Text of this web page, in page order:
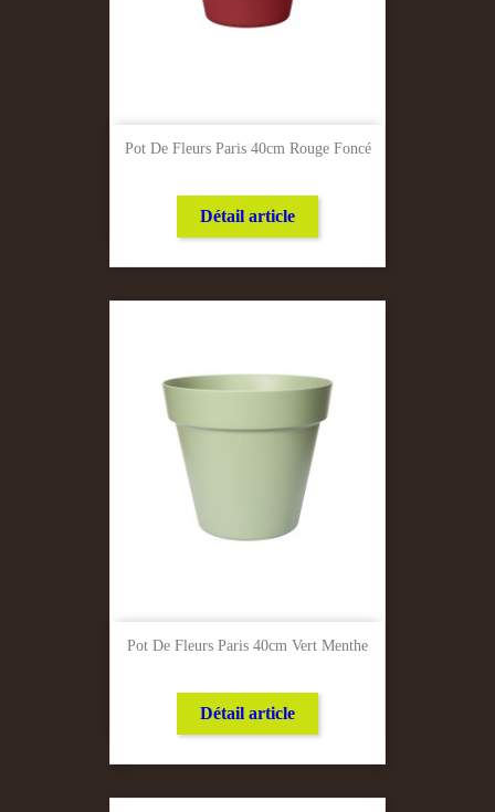
Pot De Fleurs Paris 40cm Rouge Foncé
Détail article
Pot De Fleurs Paris 40cm Vert Menthe
Détail article